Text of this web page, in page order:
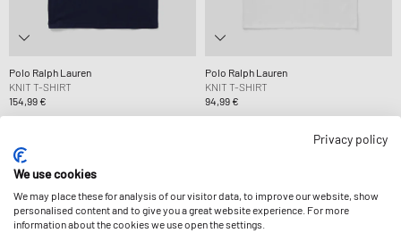
Polo Ralph Lauren
KNIT T-SHIRT
154,99 €
Polo Ralph Lauren
KNIT T-SHIRT
94,99 €
Privacy policy
We use cookies
We may place these for analysis of our visitor data, to improve our website, show
personalised content and to give you a great website experience. For more
information about the cookies we use open the settings.